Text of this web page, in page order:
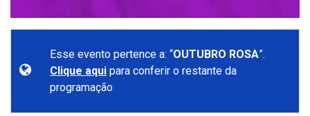
Esse evento pertence a: “OUTUBRO ROSA”.
Clique aqui para conferir o restante da
programação